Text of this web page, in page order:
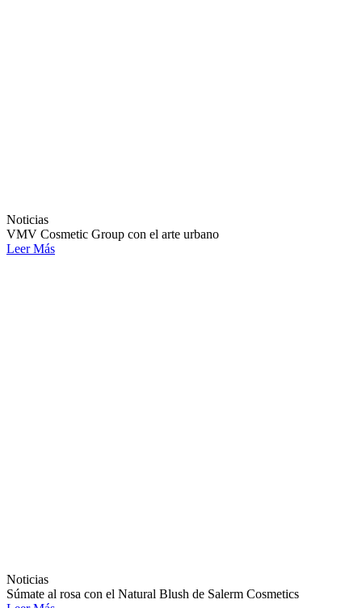
Noticias
VMV Cosmetic Group con el arte urbano
Leer Más
Noticias
Súmate al rosa con el Natural Blush de Salerm Cosmetics